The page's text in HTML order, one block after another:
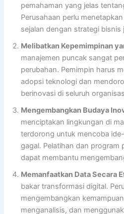
pemahaman yang jelas
Perusahaan perlu
sejalan dengan strategi bisnis
Melibatkan Kepemimpinan
manajemen puncak sangat
perubahan. Pemimpin harus
adopsi teknologi dan
berinovasi di seluruh
Mengembangkan Budaya
menciptakan lingkungan di
terdorong untuk mencoba
gagal. Pelatihan dan program
dapat membantu
Memanfaatkan Data Secara
bakar transformasi digital.
mengembangkan
menganalisis, dan